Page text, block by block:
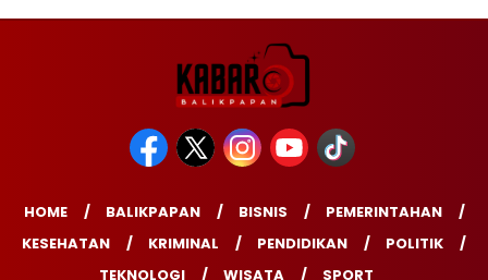
HOME BALIKPAPAN BISNIS
PEMERINTAHAN
KESEHATAN
KRIMINAL PENDIDIKAN
POLITIK
TEKNOLOGI
WISATA SPORT